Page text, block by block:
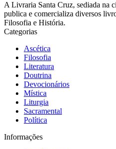
A Livraria Santa Cruz, sediada na
publica e comercializa diversos
Filosofia e História.
Categorias
Ascética
Filosofia
Literatura
Doutrina
Devocionários
Mística
Liturgia
Sacramental
Política
Informações